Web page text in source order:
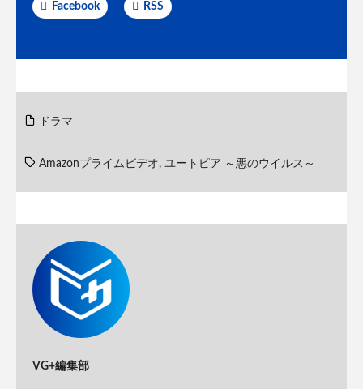
Facebook RSS
ドラマ
Amazonプライムビデオ, ユートピア ～悪のウイルス～
VG+編集部